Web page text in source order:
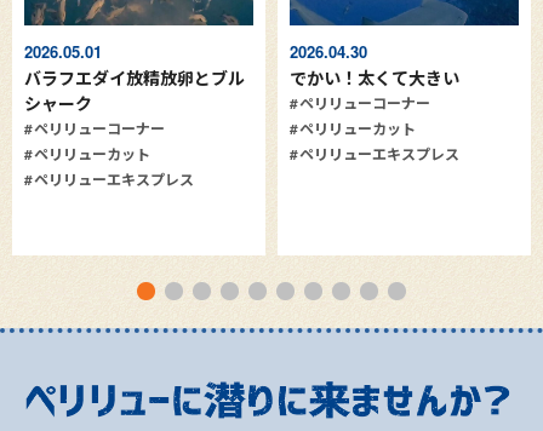
2026.05.01
バラフエダイ放精放卵とブル
シャーク
ペリリューコーナー
ペリリューカット
ペリリューエキスプレス
2026.04.30
でかい！太くて大きい
ペリリューコーナー
ペリリューカット
ペリリューエキスプレス